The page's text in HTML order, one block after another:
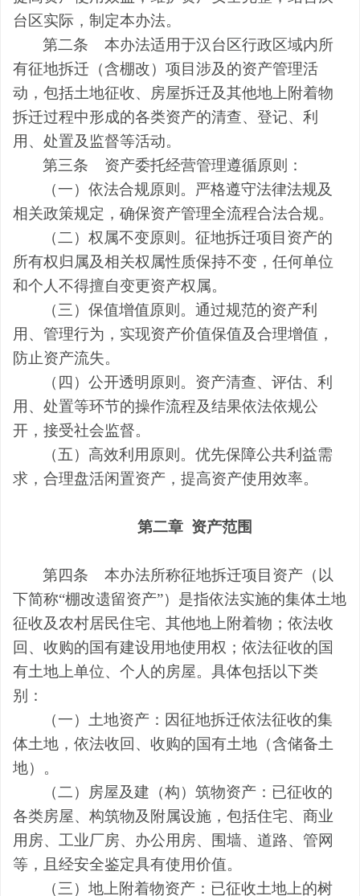
台区实际，制定本办法。
第二条
本办法适用于汉台区行政区域内所
有征地拆迁（含棚改）项目涉及的资产管理活
动，包括土地征收、房屋拆迁及其他地上附着物
拆迁过程中形成的各类资产的清查、登记、利
用、处置及监督等活动。
第三条
资产委托经营管理遵循原则：
（一）依法合规原则。严格遵守法律法规及
相关政策规定，确保资产管理全流程合法合规。
（二）权属不变原则。征地拆迁项目资产的
所有权归属及相关权属性质保持不变，任何单位
和个人不得擅自变更资产权属。
（三）保值增值原则。通过规范的资产利
用、管理行为，实现资产价值保值及合理增值，
防止资产流失。
（四）公开透明原则。资产清查、评估、利
用、处置等环节的操作流程及结果依法依规公
开，接受社会监督。
（五）高效利用原则。优先保障公共利益需
求，合理盘活闲置资产，提高资产使用效率。
第二章 资产范围
第四条
本办法所称征地拆迁项目资产（以
下简称“棚改遗留资产”）是指依法实施的集体土地
征收及农村居民住宅、其他地上附着物；依法收
回、收购的国有建设用地使用权；依法征收的国
有土地上单位、个人的房屋。具体包括以下类
别：
（一）土地资产：因征地拆迁依法征收的集
体土地，依法收回、收购的国有土地（含储备土
地）。
（二）房屋及建（构）筑物资产：已征收的
各类房屋、构筑物及附属设施，包括住宅、商业
用房、工业厂房、办公用房、围墙、道路、管网
等，且经安全鉴定具有使用价值。
（三）地上附着物资产：已征收土地上的树